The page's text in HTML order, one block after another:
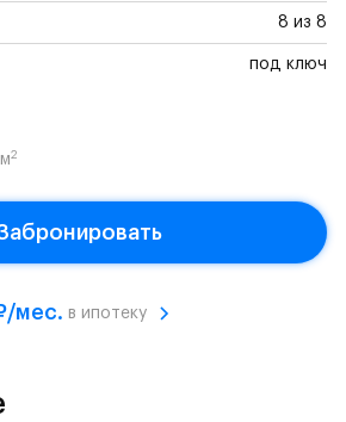
8 из 8
под ключ
2
мес. в ипотеку